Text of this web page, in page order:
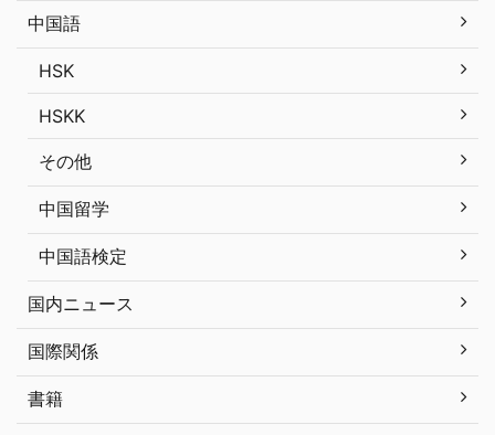
中国語
HSK
HSKK
その他
中国留学
中国語検定
国内ニュース
国際関係
書籍